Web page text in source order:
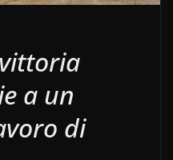
a un
di